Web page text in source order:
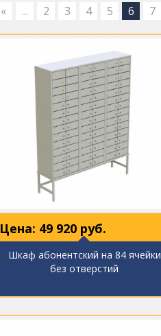
« ... 2 3 4 5 6 7
Цена: 49 920 руб.
Шкаф абонентский на 84 ячейки
без отверстий